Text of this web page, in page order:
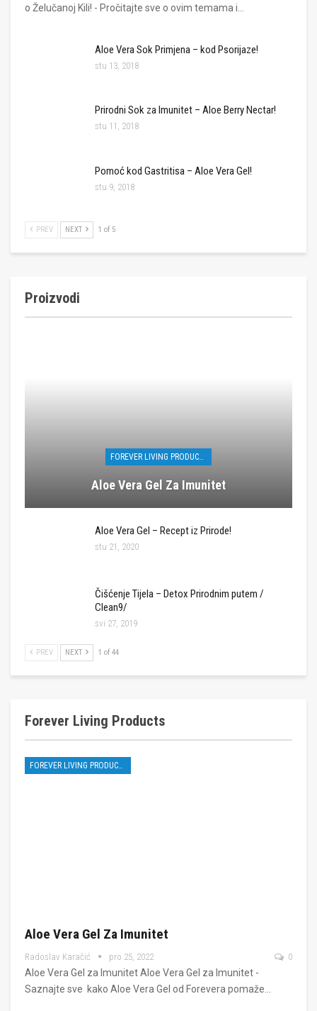
o Želučanoj Kili! - Pročitajte sve o ovim temama i…
Aloe Vera Sok Primjena – kod Psorijaze!
stu 13, 2018
Prirodni Sok za Imunitet – Aloe Berry Nectar!
stu 11, 2018
Pomoć kod Gastritisa – Aloe Vera Gel!
stu 9, 2018
PREV NEXT 1 of 5
Proizvodi
FOREVER LIVING PRODUCTS
Aloe Vera Gel Za Imunitet
Aloe Vera Gel – Recept iz Prirode!
stu 21, 2020
Čišćenje Tijela – Detox Prirodnim putem /
Clean9/
svi 27, 2019
PREV NEXT 1 of 44
Forever Living Products
Aloe Vera Gel Za Imunitet
Radoslav Karačić pro 25, 2022 0
Aloe Vera Gel za Imunitet Aloe Vera Gel za Imunitet -
Saznajte sve kako Aloe Vera Gel od Forevera pomaže…